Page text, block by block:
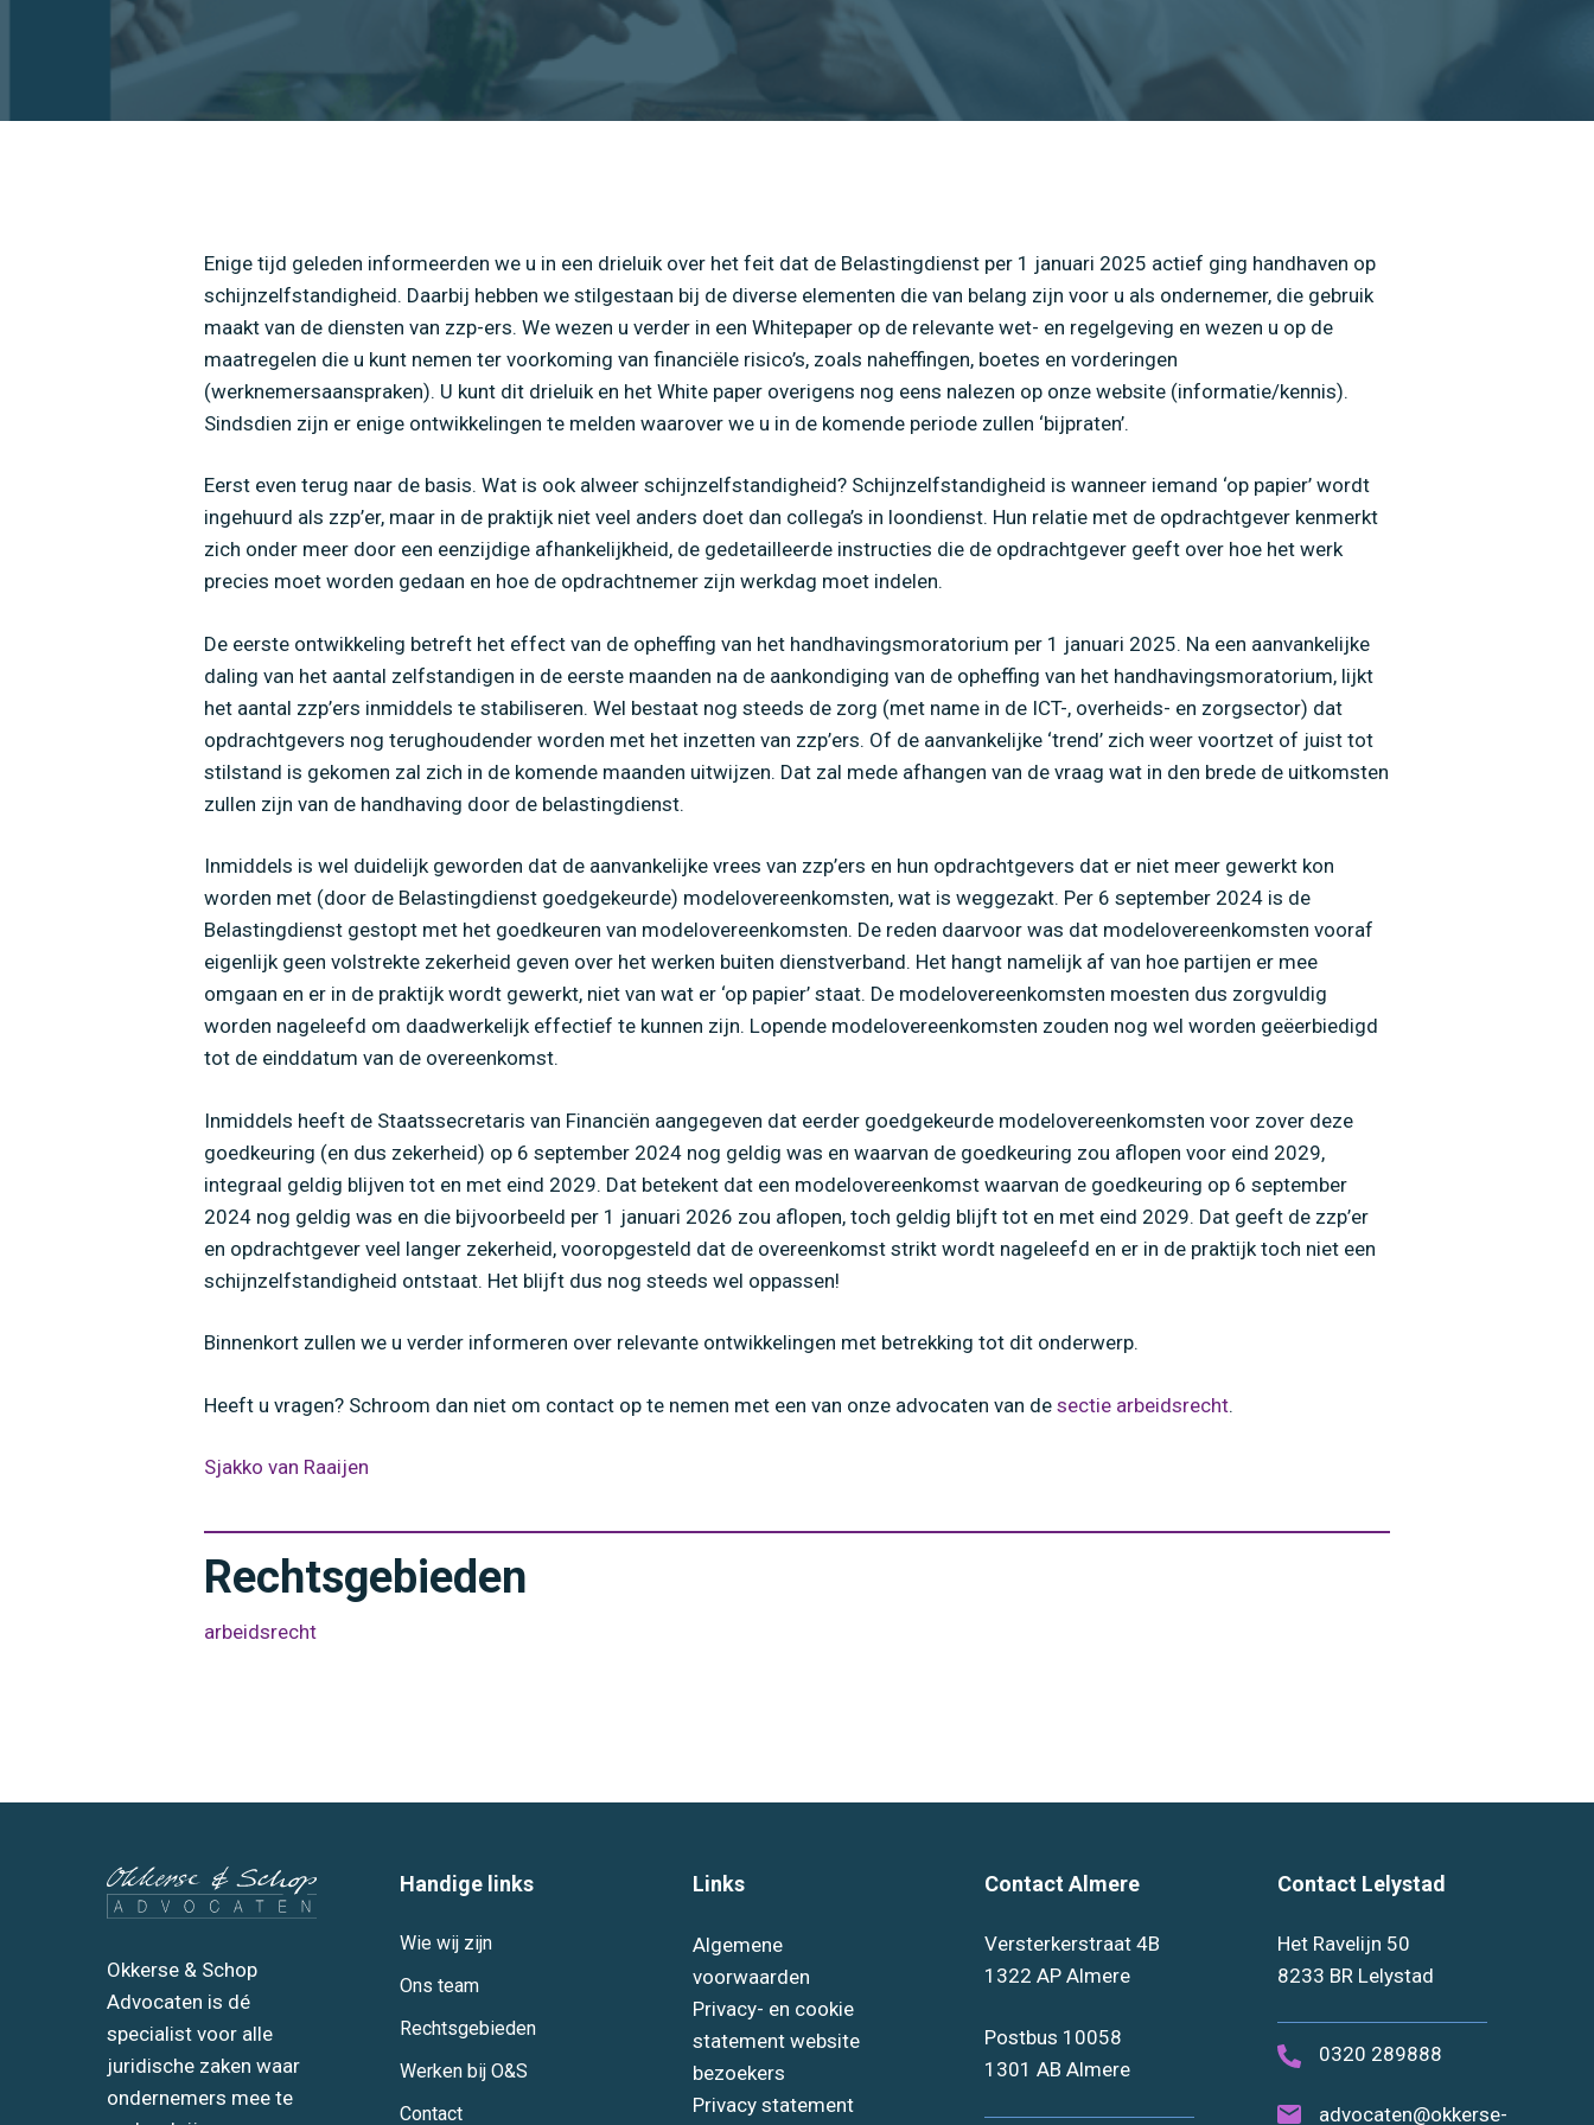
Home »ZZP: de stand van zaken
Enige tijd geleden informeerden we u in een drieluik over het feit dat de Belastingdienst per 1 januari 2025 actief ging handhaven op
schijnzelfstandigheid. Daarbij hebben we stilgestaan bij de diverse elementen die van belang zijn voor u als ondernemer, die gebruik
maakt van de diensten van zzp-ers. We wezen u verder in een Whitepaper op de relevante wet- en regelgeving en wezen u op de
maatregelen die u kunt nemen ter voorkoming van financiële risico’s, zoals naheffingen, boetes en vorderingen
(werknemersaanspraken). U kunt dit drieluik en het White paper overigens nog eens nalezen op onze website (informatie/kennis).
Sindsdien zijn er enige ontwikkelingen te melden waarover we u in de komende periode zullen ‘bijpraten’.
Eerst even terug naar de basis. Wat is ook alweer schijnzelfstandigheid? Schijnzelfstandigheid is wanneer iemand ‘op papier’ wordt
ingehuurd als zzp’er, maar in de praktijk niet veel anders doet dan collega’s in loondienst. Hun relatie met de opdrachtgever kenmerkt
zich onder meer door een eenzijdige afhankelijkheid, de gedetailleerde instructies die de opdrachtgever geeft over hoe het werk
precies moet worden gedaan en hoe de opdrachtnemer zijn werkdag moet indelen.
De eerste ontwikkeling betreft het effect van de opheffing van het handhavingsmoratorium per 1 januari 2025. Na een aanvankelijke
daling van het aantal zelfstandigen in de eerste maanden na de aankondiging van de opheffing van het handhavingsmoratorium, lijkt
het aantal zzp’ers inmiddels te stabiliseren. Wel bestaat nog steeds de zorg (met name in de ICT-, overheids- en zorgsector) dat
opdrachtgevers nog terughoudender worden met het inzetten van zzp’ers. Of de aanvankelijke ‘trend’ zich weer voortzet of juist tot
stilstand is gekomen zal zich in de komende maanden uitwijzen. Dat zal mede afhangen van de vraag wat in den brede de uitkomsten
zullen zijn van de handhaving door de belastingdienst.
Inmiddels is wel duidelijk geworden dat de aanvankelijke vrees van zzp’ers en hun opdrachtgevers dat er niet meer gewerkt kon
worden met (door de Belastingdienst goedgekeurde) modelovereenkomsten, wat is weggezakt. Per 6 september 2024 is de
Belastingdienst gestopt met het goedkeuren van modelovereenkomsten. De reden daarvoor was dat modelovereenkomsten vooraf
eigenlijk geen volstrekte zekerheid geven over het werken buiten dienstverband. Het hangt namelijk af van hoe partijen er mee
omgaan en er in de praktijk wordt gewerkt, niet van wat er ‘op papier’ staat. De modelovereenkomsten moesten dus zorgvuldig
worden nageleefd om daadwerkelijk effectief te kunnen zijn. Lopende modelovereenkomsten zouden nog wel worden geëerbiedigd
tot de einddatum van de overeenkomst.
Inmiddels heeft de Staatssecretaris van Financiën aangegeven dat eerder goedgekeurde modelovereenkomsten voor zover deze
goedkeuring (en dus zekerheid) op 6 september 2024 nog geldig was en waarvan de goedkeuring zou aflopen voor eind 2029,
integraal geldig blijven tot en met eind 2029. Dat betekent dat een modelovereenkomst waarvan de goedkeuring op 6 september
2024 nog geldig was en die bijvoorbeeld per 1 januari 2026 zou aflopen, toch geldig blijft tot en met eind 2029. Dat geeft de zzp’er
en opdrachtgever veel langer zekerheid, vooropgesteld dat de overeenkomst strikt wordt nageleefd en er in de praktijk toch niet een
schijnzelfstandigheid ontstaat. Het blijft dus nog steeds wel oppassen!
Binnenkort zullen we u verder informeren over relevante ontwikkelingen met betrekking tot dit onderwerp.
Heeft u vragen? Schroom dan niet om contact op te nemen met een van onze advocaten van de sectie arbeidsrecht.
Sjakko van Raaijen
Rechtsgebieden
arbeidsrecht
Okkerse & Schop
Advocaten is dé
specialist voor alle
juridische zaken waar
ondernemers mee te
Handige links
Wie wij zijn
Ons team
Rechtsgebieden
Werken bij O&S
Contact
Links
Algemene
voorwaarden
Privacy- en cookie
statement website
bezoekers
Privacy statement
Contact Almere
Versterkerstraat 4B
1322 AP Almere
Postbus 10058
1301 AB Almere
Contact Lelystad
Het Ravelijn 50
8233 BR Lelystad
0320 289888
advocaten@okkerse-